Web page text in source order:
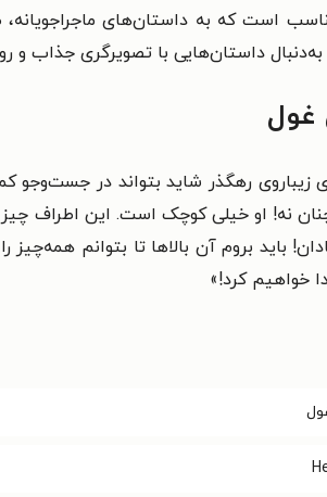
است که به داستان‌های
داستان‌هایی با تصویرگری جذاب و
غول
رهگذر شاید بتواند در جست‌وجو
او خیلی کوچک است. این اطراف چیز
باید بروم آن بالاها تا بتوانم
خواهیم کرد!»